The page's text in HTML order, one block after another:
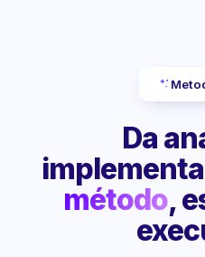
Da
método,